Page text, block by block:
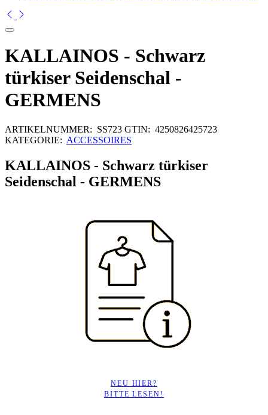
KALLAINOS - Schwarz
türkiser Seidenschal -
GERMENS
ARTIKELNUMMER: SS723 GTIN: 4250826425723
KATEGORIE: ACCESSOIRES
KALLAINOS - Schwarz türkiser
Seidenschal - GERMENS
NEU HIER?
BITTE LESEN!